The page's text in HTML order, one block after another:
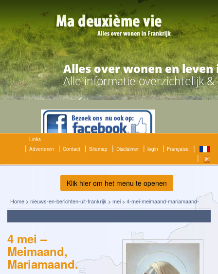
Alles over wonen en
Alle informatie overzichtelijk
Links
Adverteren
Contact Sitemap Disclaimer login Française
Klik hier om het menu te openen
Home > nieuws-en-berichten-uit-frankrijk > mei > 4-mei-meimaand-mariamaand-
4 mei –
Meimaand,
Mariamaand.